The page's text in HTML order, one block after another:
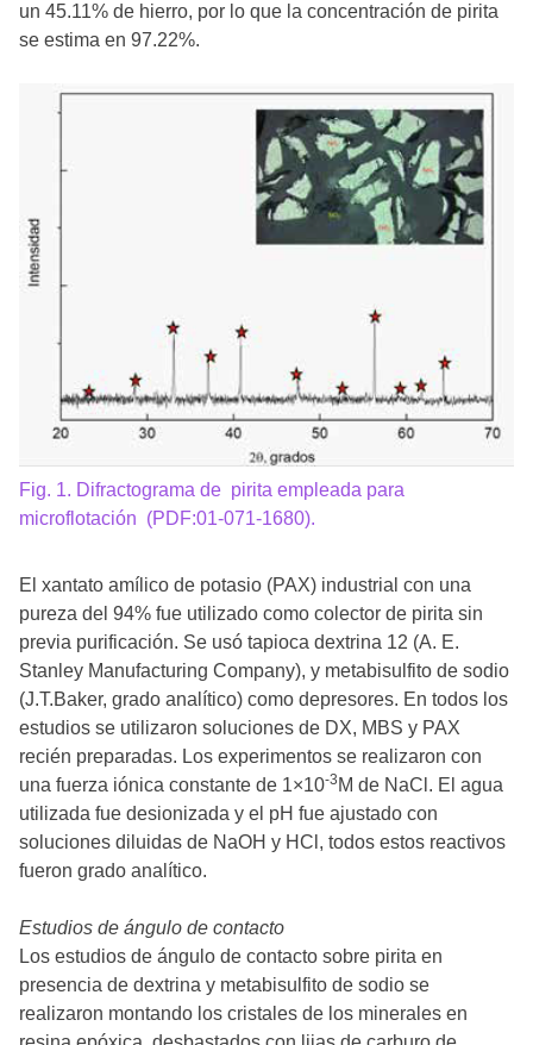
un 45.11% de hierro, por lo que la concentración de pirita
se estima en 97.22%.
Fig. 1. Difractograma de pirita empleada para
microflotación (PDF:01-071-1680).
El xantato amílico de potasio (PAX) industrial con una
pureza del 94% fue utilizado como colector de pirita sin
previa purificación. Se usó tapioca dextrina 12 (A. E.
Stanley Manufacturing Company), y metabisulfito de sodio
(J.T.Baker, grado analítico) como depresores. En todos los
estudios se utilizaron soluciones de DX, MBS y PAX
recién preparadas. Los experimentos se realizaron con
una fuerza iónica constante de 1×10-3 M de NaCl. El agua
utilizada fue desionizada y el pH fue ajustado con
soluciones diluidas de NaOH y HCl, todos estos reactivos
fueron grado analítico.
Estudios de ángulo de contacto
Los estudios de ángulo de contacto sobre pirita en
presencia de dextrina y metabisulfito de sodio se
realizaron montando los cristales de los minerales en